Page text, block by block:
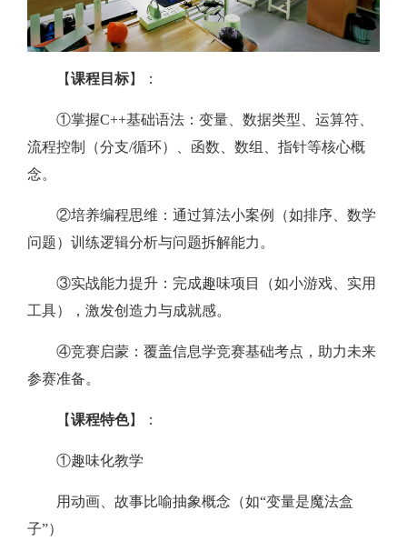
【课程目标】：
①掌握C++基础语法：变量、数据类型、运算符、
流程控制（分支/循环）、函数、数组、指针等核心概
念。
②培养编程思维：通过算法小案例（如排序、数学
问题）训练逻辑分析与问题拆解能力。
③实战能力提升：完成趣味项目（如小游戏、实用
工具），激发创造力与成就感。
④竞赛启蒙：覆盖信息学竞赛基础考点，助力未来
参赛准备。
【课程特色】：
①趣味化教学
用动画、故事比喻抽象概念（如“变量是魔法盒
子”）